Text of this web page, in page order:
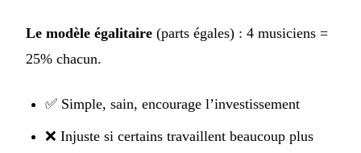
Le modèle égalitaire (parts égales) : 4 musiciens =
25% chacun.
✅ Simple, sain, encourage l’investissement
❌ Injuste si certains travaillent beaucoup plus